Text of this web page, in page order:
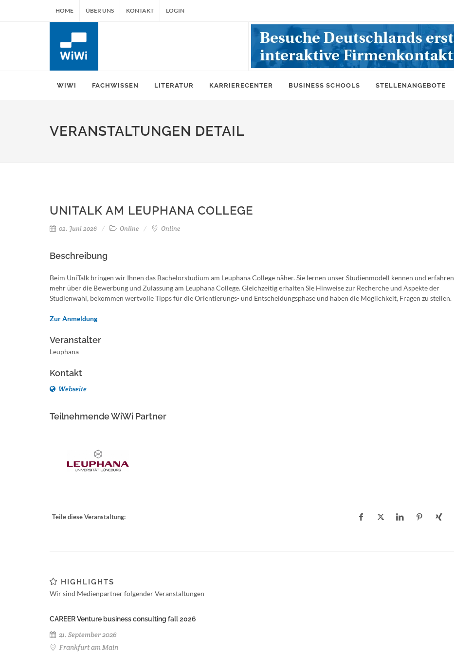
HOME ÜBER UNS KONTAKT LOGIN
WIWI FACHWISSEN LITERATUR KARRIERECENTER BUSINESS SCHOOLS STELLENANGEBOTE
VERANSTALTUNGEN DETAIL
UNITALK AM LEUPHANA COLLEGE
02. Juni 2026 Online Online
Beschreibung
Beim UniTalk bringen wir Ihnen das Bachelorstudium am Leuphana College näher. Sie lernen unser Studienmodell kennen und erfahren
mehr über die Bewerbung und Zulassung am Leuphana College. Gleichzeitig erhalten Sie Hinweise zur Recherche und Aspekte der
Studienwahl, bekommen wertvolle Tipps für die Orientierungs- und Entscheidungsphase und haben die Möglichkeit, Fragen zu stellen.
Zur Anmeldung
Veranstalter
Leuphana
Kontakt
Webseite
Teilnehmende WiWi Partner
Teile diese Veranstaltung:
HIGHLIGHTS
Wir sind Medienpartner folgender Veranstaltungen
CAREER Venture business consulting fall 2026
21. September 2026
Frankfurt am Main